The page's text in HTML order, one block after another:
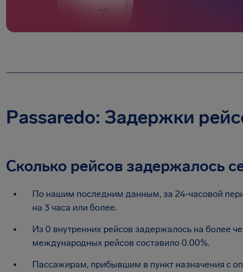
Passaredo: Задержки
Сколько рейсов задержалось
По нашим последним данным, за 24-часовой
на 3 часа или более.
Из 0 внутренних рейсов задержалось на более
международных рейсов составило 0.00%.
Пассажирам, прибывшим в пункт назначения с